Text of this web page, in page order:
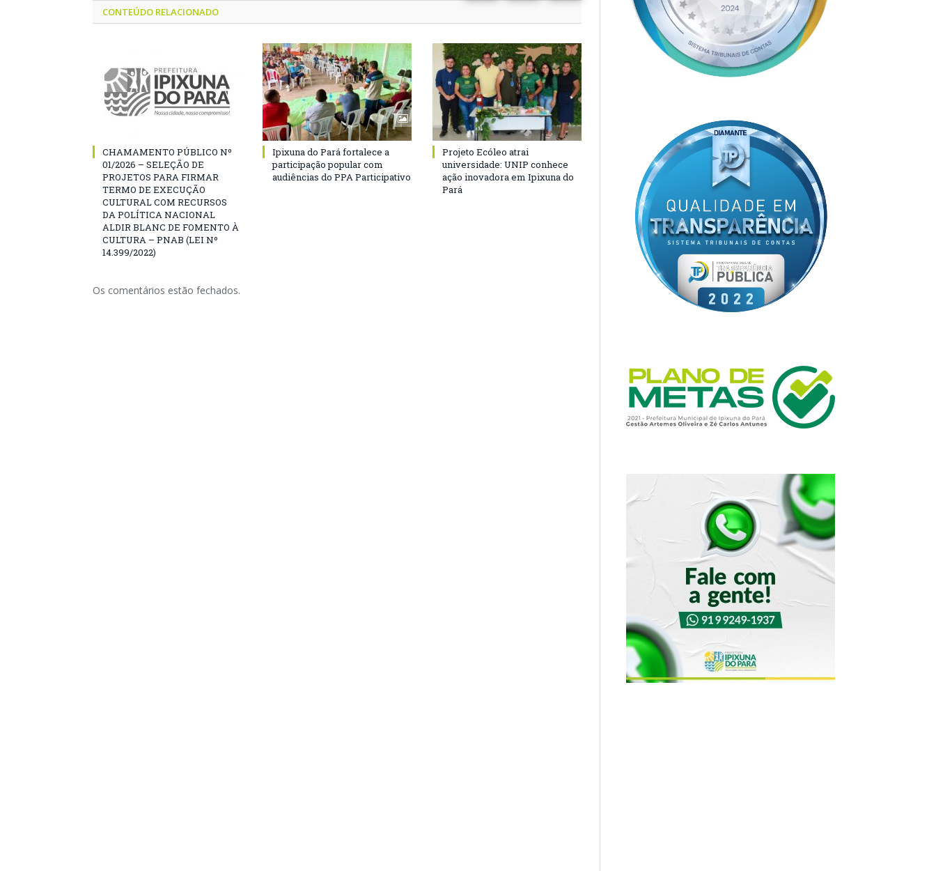
CONTEÚDO RELACIONADO
CHAMAMENTO PÚBLICO Nº
01/2026 – SELEÇÃO DE
PROJETOS PARA FIRMAR
TERMO DE EXECUÇÃO
CULTURAL COM RECURSOS
DA POLÍTICA NACIONAL
ALDIR BLANC DE FOMENTO À
CULTURA – PNAB (LEI Nº
14.399/2022)
Ipixuna do Pará fortalece a
participação popular com
audiências do PPA Participativo
Projeto Ecóleo atrai
universidade: UNIP conhece
ação inovadora em Ipixuna do
Pará
Os comentários estão fechados.